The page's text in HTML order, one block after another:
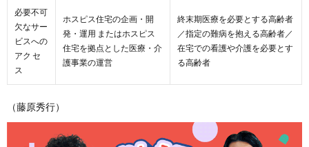
必要不可
欠なサー
ビスへの
アク セ
ス
ホスピス住宅の企画・開
発・運用 またはホスピス
住宅を拠点とした医療・介
護事業の運営
終末期医療を必要とする高齢者
／指定の難病を抱える高齢者／
在宅での看護や介護を必要とす
る高齢者
（藤原秀行）